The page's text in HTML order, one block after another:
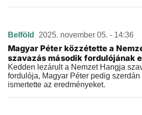
Belföld 2025. november 05. - 14:36
Magyar Péter közzétette a
szavazás második fordulójának
Kedden lezárult a Nemzet Hangja
fordulója, Magyar Péter pedig
ismertette az eredményeket.